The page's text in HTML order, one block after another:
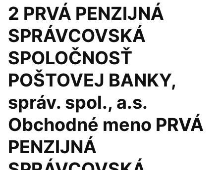
2 PRVÁ PENZIJNÁ
SPRÁVCOVSKÁ
SPOLOČNOSŤ
POŠTOVEJ BANKY,
správ. spol., a.s.
Obchodné meno PRVÁ
PENZIJNÁ